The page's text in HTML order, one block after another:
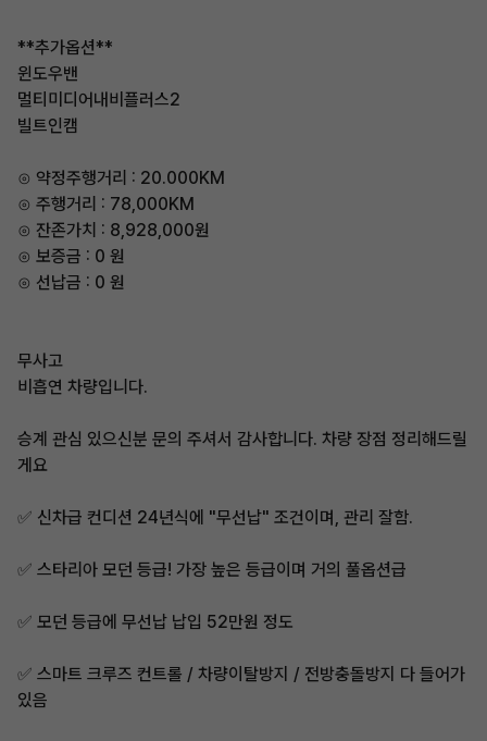
**추가옵션**
윈도우밴
멀티미디어내비플러스2
빌트인캠
⊙ 약정주행거리 : 20.000KM
⊙ 주행거리 : 78,000KM
⊙ 잔존가치 : 8,928,000원
⊙ 보증금 : 0 원
⊙ 선납금 : 0 원
무사고
비흡연 차량입니다.
승계 관심 있으신분 문의 주셔서 감사합니다. 차량 장점 정리해드릴
게요
✅️ 신차급 컨디션 24년식에 "무선납" 조건이며, 관리 잘함.
✅️ 스타리아 모던 등급! 가장 높은 등급이며 거의 풀옵션급
✅️ 모던 등급에 무선납 납입 52만원 정도
✅️ 스마트 크루즈 컨트롤 / 차량이탈방지 / 전방충돌방지 다 들어가
있음